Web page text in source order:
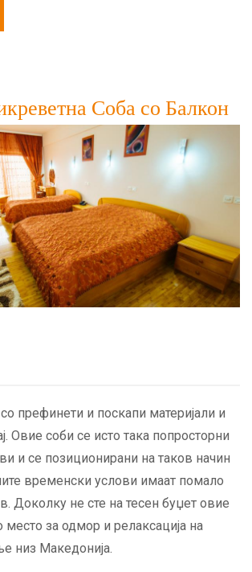
Соба со Балкон
префинети и поскапи материјали и
Овие соби се исто така попросторни
и се позиционирани на таков начин
временски услови имаат помало
Доколку не сте на тесен буџет овие
место за одмор и релаксација на
низ Македонија.